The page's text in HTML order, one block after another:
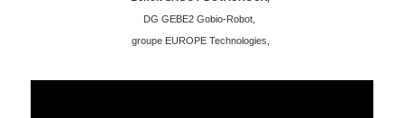
DG GEBE2 Gobio-Robot,
groupe EUROPE Technologies,